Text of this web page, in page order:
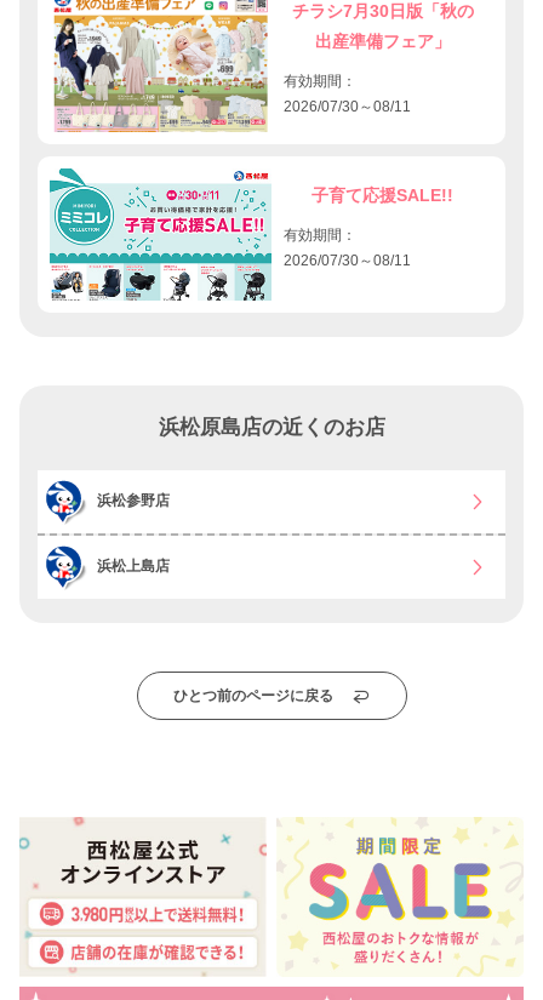
チラシ7月30日版「秋の
出産準備フェア」
有効期間：
2026/07/30～08/11
子育て応援SALE!!
有効期間：
2026/07/30～08/11
浜松原島店の近くのお店
浜松参野店
浜松上島店
ひとつ前のページに戻る